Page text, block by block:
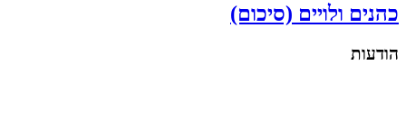
כהנים ולויים (סיכום)
הודעות